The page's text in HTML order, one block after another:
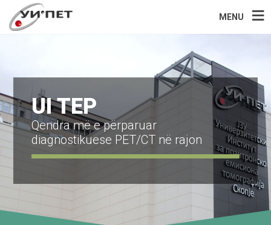
MENU
UI TEP
Qendra më e përparuar
diagnostikuese PET/CT në rajon